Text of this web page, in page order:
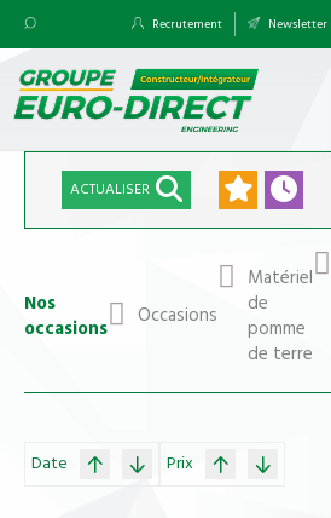
Recrutement Newsletter
ACTUALISER
Nos
occasions
Occasions
Matériel
de
pomme
de terre
Date Prix